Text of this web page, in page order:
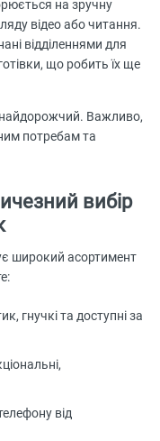
на зручну
відео або читання.
відділеннями для
що робить їх ще
Важливо,
потребам та
вибір
широкий асортимент
гнучкі та доступні за
від